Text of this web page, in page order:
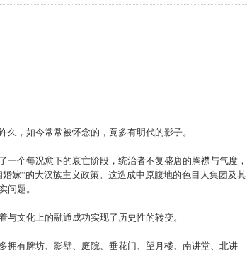
，如今常常被怀念的，竟多有明代的影子。
个每况愈下的衰亡阶段，统治者不复盛唐的胸襟与气度，
嫁”的大汉族主义政策。这造成中原腹地的色目人集团及其
题。
文化上的融通成功实现了历史性的转变。
拥有牌坊、影壁、庭院、垂花门、望月楼、南讲堂、北讲